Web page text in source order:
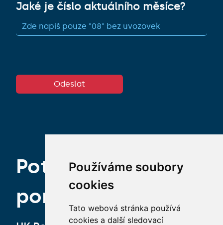
Používáme soubory
cookies
Tato webová stránka používá
cookies a další sledovací
Jaké je číslo aktuálního měsíce?
Odeslat
Potřebuješ
poradit?